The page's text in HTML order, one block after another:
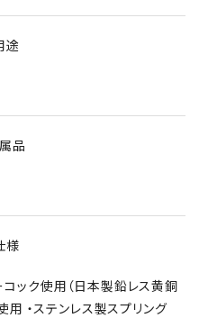
途
品
様
ック使用（日本製鉛レス黄銅
用 ・ステンレス製スプリング